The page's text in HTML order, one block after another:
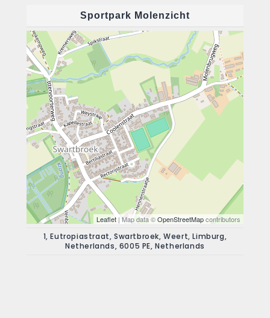
Sportpark Molenzicht
Leaflet | Map data ©OpenStreetMapcontributors
1, Eutropiastraat, Swartbroek, Weert, Limburg,
Netherlands, 6005 PE, Netherlands